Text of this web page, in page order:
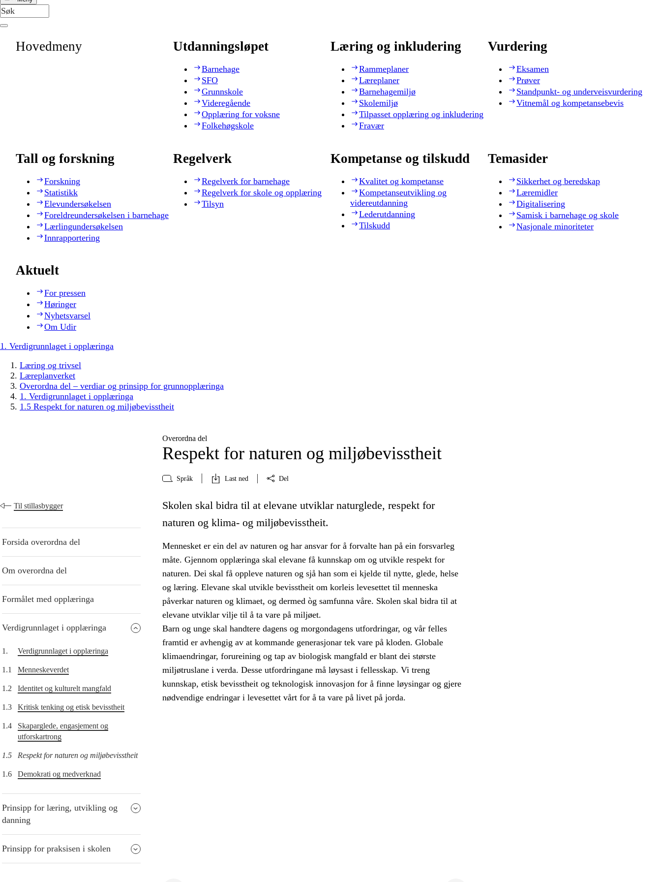
Hovedmeny Utdanningsløpet
Barnehage
SFO
Grunnskole
Videregående
Opplæring for voksne
Folkehøgskole
Læring og inkludering
Rammeplaner
Læreplaner
Barnehagemiljø
Skolemiljø
Tilpasset opplæring og inkludering
Fravær
Vurdering
Eksamen
Prøver
Standpunkt- og underveisvurdering
Vitnemål og kompetansebevis
Tall og forskning
Forskning
Statistikk
Elevundersøkelsen
Foreldreundersøkelsen i barnehage
Lærlingundersøkelsen
Innrapportering
Regelverk
Regelverk for barnehage
Regelverk for skole og opplæring
Tilsyn
Kompetanse og tilskudd
Kvalitet og kompetanse
Kompetanseutvikling og
videreutdanning
Lederutdanning
Tilskudd
Temasider
Sikkerhet og beredskap
Læremidler
Digitalisering
Samisk i barnehage og skole
Nasjonale minoriteter
Aktuelt
For pressen
Høringer
Nyhetsvarsel
Om Udir
1. Verdigrunnlaget i opplæringa
Læring og trivsel
Læreplanverket
Overordna del – verdiar og prinsipp for grunnopplæringa
1. Verdigrunnlaget i opplæringa
1.5 Respekt for naturen og miljøbevisstheit
Overordna del
Respekt for naturen og miljøbevisstheit
Språk Last ned Del
Til stillasbygger
Forsida overordna del
Om overordna del
Formålet med opplæringa
Verdigrunnlaget i opplæringa
1. Verdigrunnlaget i opplæringa
1.1 Menneskeverdet
1.2 Identitet og kulturelt mangfald
1.3 Kritisk tenking og etisk bevisstheit
1.4
Skaparglede, engasjement og
utforskartrong
1.5 Respekt for naturen og miljøbevisstheit
1.6 Demokrati og medverknad
Prinsipp for læring, utvikling og
danning
Prinsipp for praksisen i skolen
Skolen skal bidra til at elevane utviklar naturglede, respekt for
naturen og klima- og miljøbevisstheit.
Mennesket er ein del av naturen og har ansvar for å forvalte han på ein forsvarleg
måte. Gjennom opplæringa skal elevane få kunnskap om og utvikle respekt for
naturen. Dei skal få oppleve naturen og sjå han som ei kjelde til nytte, glede, helse
og læring. Elevane skal utvikle bevisstheit om korleis levesettet til menneska
påverkar naturen og klimaet, og dermed òg samfunna våre. Skolen skal bidra til at
elevane utviklar vilje til å ta vare på miljøet.
Barn og unge skal handtere dagens og morgondagens utfordringar, og vår felles
framtid er avhengig av at kommande generasjonar tek vare på kloden. Globale
klimaendringar, forureining og tap av biologisk mangfald er blant dei største
miljøtruslane i verda. Desse utfordringane må løysast i fellesskap. Vi treng
kunnskap, etisk bevisstheit og teknologisk innovasjon for å finne løysingar og gjere
nødvendige endringar i levesettet vårt for å ta vare på livet på jorda.